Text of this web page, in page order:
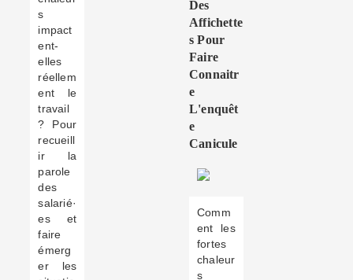
s
impact
ent-
elles
réellem
ent le
travail
? Pour
recueill
ir la
parole
des
salarié·
es et
faire
émerg
er les
Des
Affichette
S Pour
Faire
Connaitr
E
L'enquêt
E
Canicule
Comm
ent les
fortes
chaleur
s